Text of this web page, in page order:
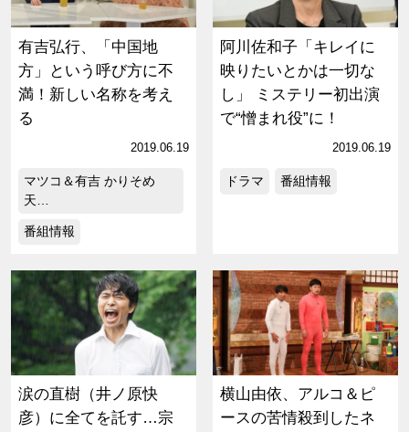
有吉弘行、「中国地
方」という呼び方に不
満！新しい名称を考え
る
2019.06.19
マツコ＆有吉 かりそめ
天…
番組情報
阿川佐和子「キレイに
映りたいとかは一切な
し」 ミステリー初出演
で“憎まれ役”に！
2019.06.19
ドラマ 番組情報
涙の直樹（井ノ原快
彦）に全てを託す…宗
横山由依、アルコ＆ピ
ースの苦情殺到したネ